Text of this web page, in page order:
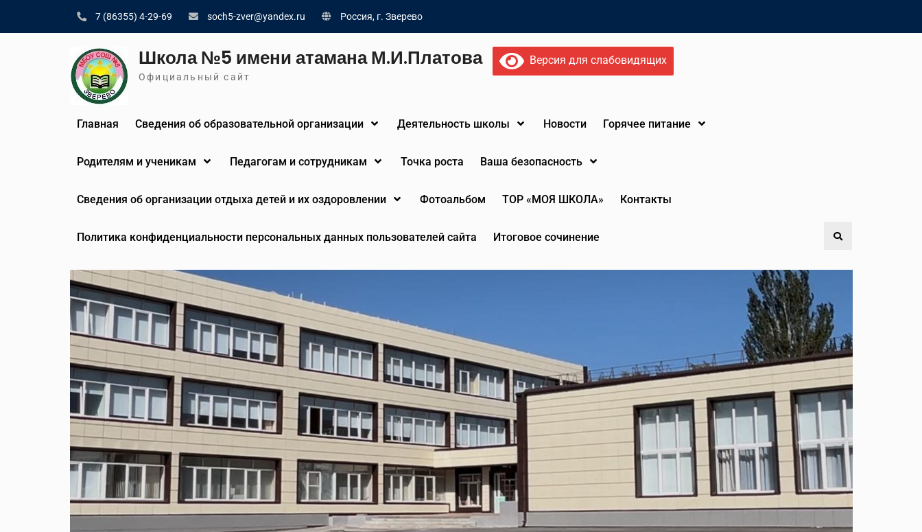
7 (86355) 4-29-69 soch5-zver@yandex.ru Россия, г. Зверево
Школа №5 имени атамана М.И.Платова
Официальный сайт
Главная Сведения об образовательной организации Деятельность школы Новости Горячее питание
Родителям и ученикам Педагогам и сотрудникам Точка роста Ваша безопасность
Сведения об организации отдыха детей и их оздоровлении Фотоальбом ТОР «МОЯ ШКОЛА» Контакты
Политика конфиденциальности персональных данных пользователей сайта Итоговое сочинение Search
Версия для слабовидящих